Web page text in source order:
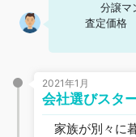
分譲マ
査定価格
2021年1月
会社選びスタ
家族が別々に